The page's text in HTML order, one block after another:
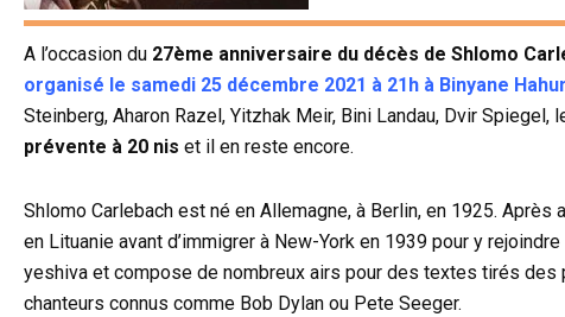
A l’occasion du 27ème anniversaire du décès de Shlomo
organisé le samedi 25 décembre 2021 à 21h à Binyane
Steinberg, Aharon Razel, Yitzhak Meir, Bini Landau, Dvir
prévente à 20 nis et il en reste encore.
Shlomo Carlebach est né en Allemagne, à Berlin, en 1925.
en Lituanie avant d’immigrer à New-York en 1939 pour y
yeshiva et compose de nombreux airs pour des textes tirés
chanteurs connus comme Bob Dylan ou Pete Seeger.